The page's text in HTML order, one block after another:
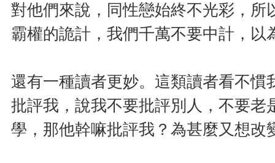
對他們來說，同性戀始終不光彩，
霸權的詭計，我們千萬不要中計，以
還有一種讀者更妙。這類讀者看不
批評我，說我不要批評別人，不要
學，那他幹嘛批評我？為甚麼又想改